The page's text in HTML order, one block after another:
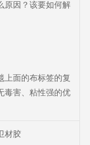
原因？该要如何解
上面的布标签的复
毒害、粘性强的优
材胶